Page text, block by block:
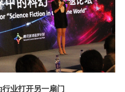
业打开另一扇门